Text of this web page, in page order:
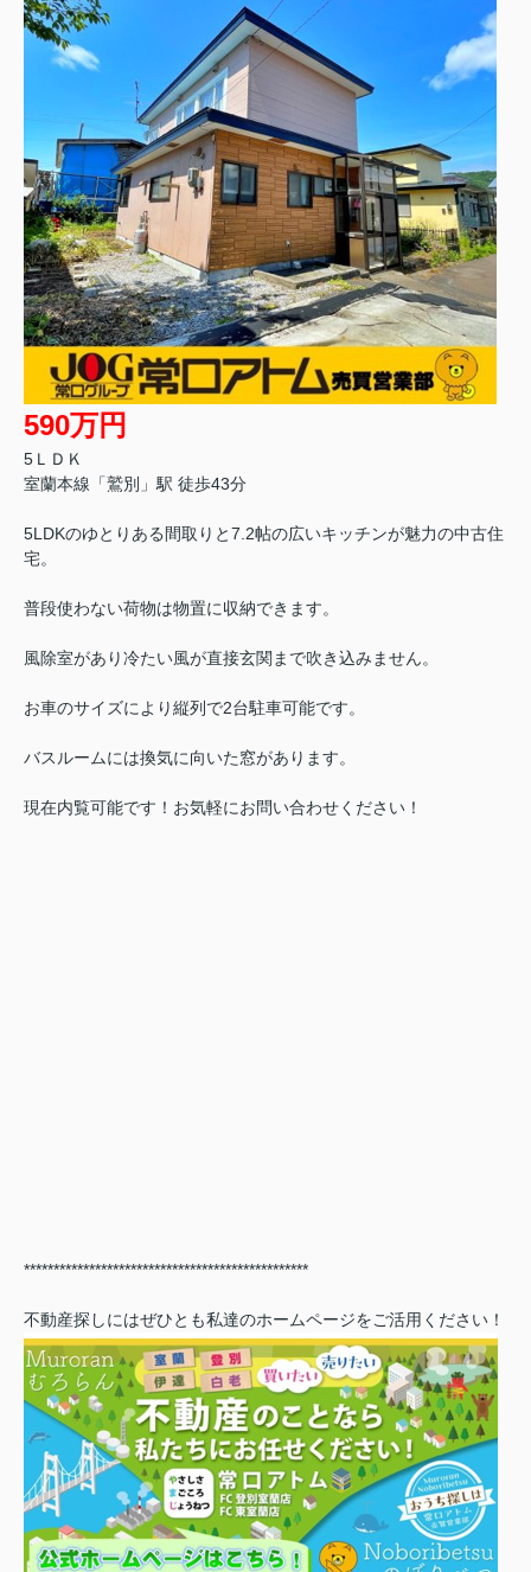
590万円
5ＬＤＫ
室蘭本線「鷲別」駅 徒歩43分
5LDKのゆとりある間取りと7.2帖の広いキッチンが魅力の中古住
宅。
普段使わない荷物は物置に収納できます。
風除室があり冷たい風が直接玄関まで吹き込みません。
お車のサイズにより縦列で2台駐車可能です。
バスルームには換気に向いた窓があります。
現在内覧可能です！お気軽にお問い合わせください！
************************************************
不動産探しにはぜひとも私達のホームページをご活用ください！